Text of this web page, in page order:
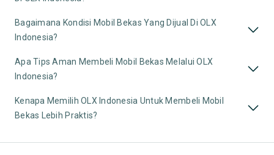
Bagaimana Kondisi Mobil Bekas Yang Dijual Di OLX
Indonesia?
Apa Tips Aman Membeli Mobil Bekas Melalui OLX
Indonesia?
Kenapa Memilih OLX Indonesia Untuk Membeli Mobil
Bekas Lebih Praktis?